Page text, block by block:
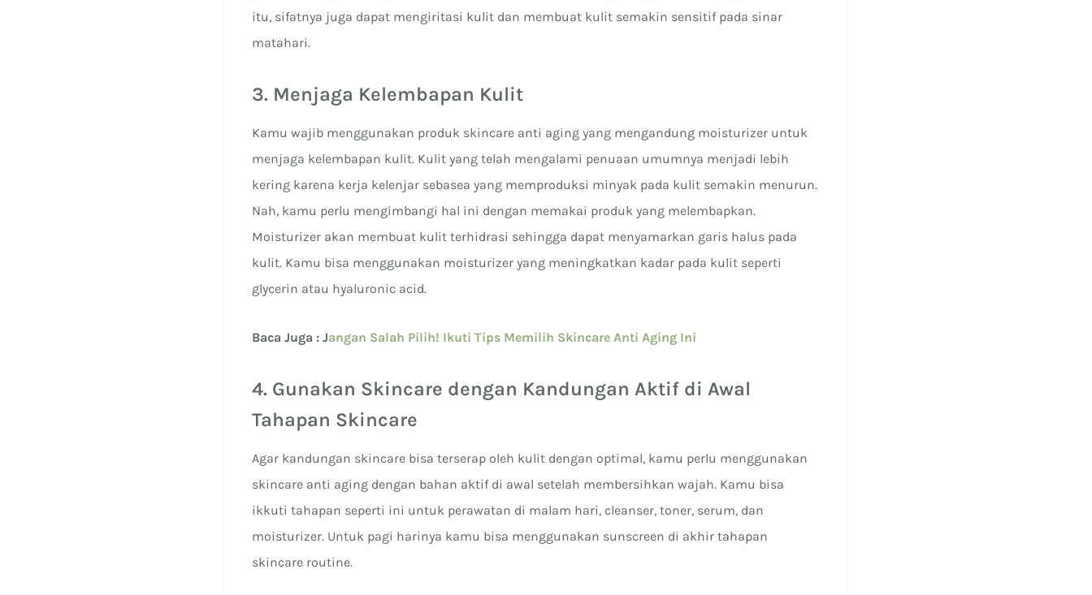
itu, sifatnya juga dapat mengiritasi kulit dan membuat kulit semakin sensitif pada sinar
matahari.
3. Menjaga Kelembapan Kulit
Kamu wajib menggunakan produk skincare anti aging yang mengandung moisturizer untuk
menjaga kelembapan kulit. Kulit yang telah mengalami penuaan umumnya menjadi lebih
kering karena kerja kelenjar sebasea yang memproduksi minyak pada kulit semakin menurun.
Nah, kamu perlu mengimbangi hal ini dengan memakai produk yang melembapkan.
Moisturizer akan membuat kulit terhidrasi sehingga dapat menyamarkan garis halus pada
kulit. Kamu bisa menggunakan moisturizer yang meningkatkan kadar pada kulit seperti
glycerin atau hyaluronic acid.
Baca Juga : Jangan Salah Pilih! Ikuti Tips Memilih Skincare Anti Aging Ini
4. Gunakan Skincare dengan Kandungan Aktif di Awal
Tahapan Skincare
Agar kandungan skincare bisa terserap oleh kulit dengan optimal, kamu perlu menggunakan
skincare anti aging dengan bahan aktif di awal setelah membersihkan wajah. Kamu bisa
ikkuti tahapan seperti ini untuk perawatan di malam hari, cleanser, toner, serum, dan
moisturizer. Untuk pagi harinya kamu bisa menggunakan sunscreen di akhir tahapan
skincare routine.